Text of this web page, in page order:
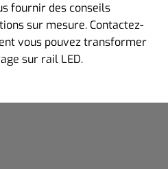
fournir des conseils
sur mesure. Contactez-
vous pouvez transformer
sur rail LED.